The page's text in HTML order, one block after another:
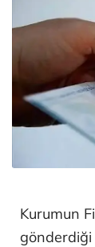
Kurumun